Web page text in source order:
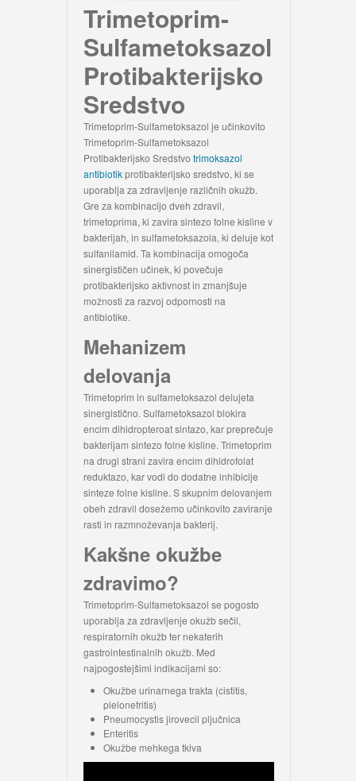
Trimetoprim-
Sulfametoksazol
Protibakterijsko
Sredstvo
Trimetoprim-Sulfametoksazol je učinkovito
Trimetoprim-Sulfametoksazol
Protibakterijsko Sredstvo trimoksazol
antibiotikprotibakterijsko sredstvo, ki se
uporablja za zdravljenje različnih okužb.
Gre za kombinacijo dveh zdravil,
trimetoprima, ki zavira sintezo folne kisline v
bakterijah, in sulfametoksazola, ki deluje kot
sulfanilamid. Ta kombinacija omogoča
sinergističen učinek, ki povečuje
protibakterijsko aktivnost in zmanjšuje
možnosti za razvoj odpornosti na
antibiotike.
Mehanizem
delovanja
Trimetoprim in sulfametoksazol delujeta
sinergistično. Sulfametoksazol blokira
encim dihidropteroat sintazo, kar preprečuje
bakterijam sintezo folne kisline. Trimetoprim
na drugi strani zavira encim dihidrofolat
reduktazo, kar vodi do dodatne inhibicije
sinteze folne kisline. S skupnim delovanjem
obeh zdravil dosežemo učinkovito zaviranje
rasti in razmnoževanja bakterij.
Kakšne okužbe
zdravimo?
Trimetoprim-Sulfametoksazol se pogosto
uporablja za zdravljenje okužb sečil,
respiratornih okužb ter nekaterih
gastrointestinalnih okužb. Med
najpogostejšimi indikacijami so:
Okužbe urinarnega trakta (cistitis,
pielonefritis)
Pneumocystis jirovecii pljučnica
Enteritis
Okužbe mehkega tkiva